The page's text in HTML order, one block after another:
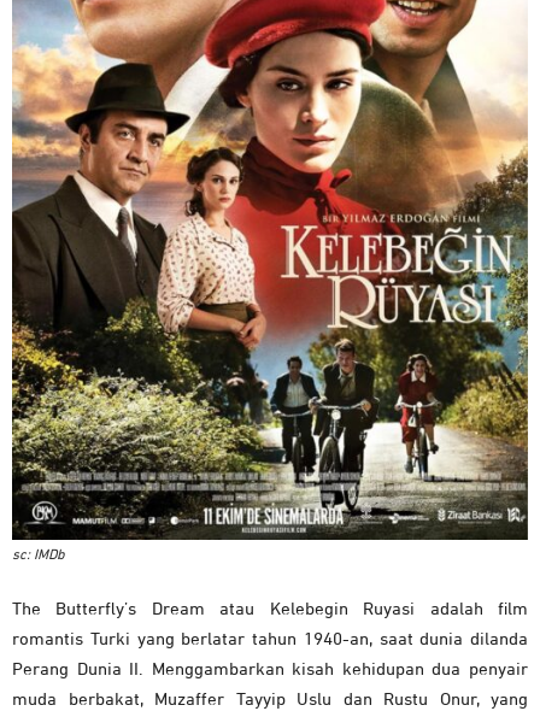
sc: IMDb
The Butterfly’s Dream atau Kelebegin Ruyasi adalah film
romantis Turki yang berlatar tahun 1940-an, saat dunia dilanda
Perang Dunia II. Menggambarkan kisah kehidupan dua penyair
muda berbakat, Muzaffer Tayyip Uslu dan Rustu Onur, yang